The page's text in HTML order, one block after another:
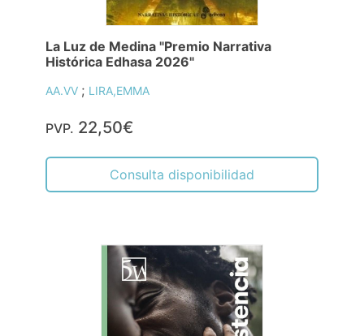
La Luz de Medina "Premio Narrativa
Histórica Edhasa 2026"
AA.VV ; LIRA,EMMA
PVP. 22,50€
Consulta disponibilidad